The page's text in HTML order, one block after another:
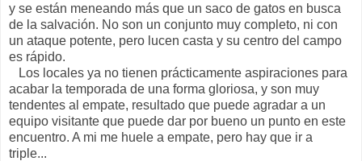
y se están meneando más que un saco de gatos en busca
de la salvación. No son un conjunto muy completo, ni con
un ataque potente, pero lucen casta y su centro del campo
es rápido.
Los locales ya no tienen prácticamente aspiraciones para
acabar la temporada de una forma gloriosa, y son muy
tendentes al empate, resultado que puede agradar a un
equipo visitante que puede dar por bueno un punto en este
encuentro. A mi me huele a empate, pero hay que ir a
triple...